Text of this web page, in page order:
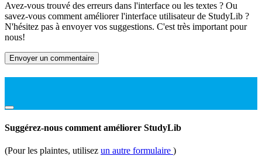
Avez-vous trouvé des erreurs dans l'interface ou les textes ? Ou
savez-vous comment améliorer l'interface utilisateur de StudyLib ?
N'hésitez pas à envoyer vos suggestions. C'est très important pour
nous!
Envoyer un commentaire
Suggérez-nous comment améliorer StudyLib
(Pour les plaintes, utilisez un autre formulaire )